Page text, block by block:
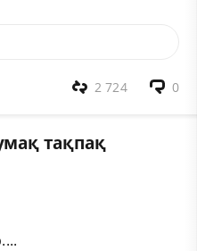
0
2 724
тақпақ